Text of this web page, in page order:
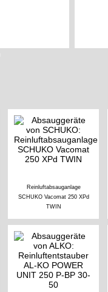
Reinluftabsauganlage
SCHUKO Vacomat 250 XPd
TWIN